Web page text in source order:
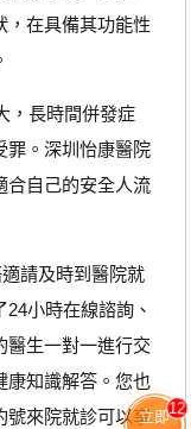
，在具備其功能性
長時間併發症
罪。深圳怡康醫院
合自己的安全人流
請及時到醫院就
小時在線諮詢、
醫生一對一進行交
康知識解答。您也
號來院就診可以享立即12